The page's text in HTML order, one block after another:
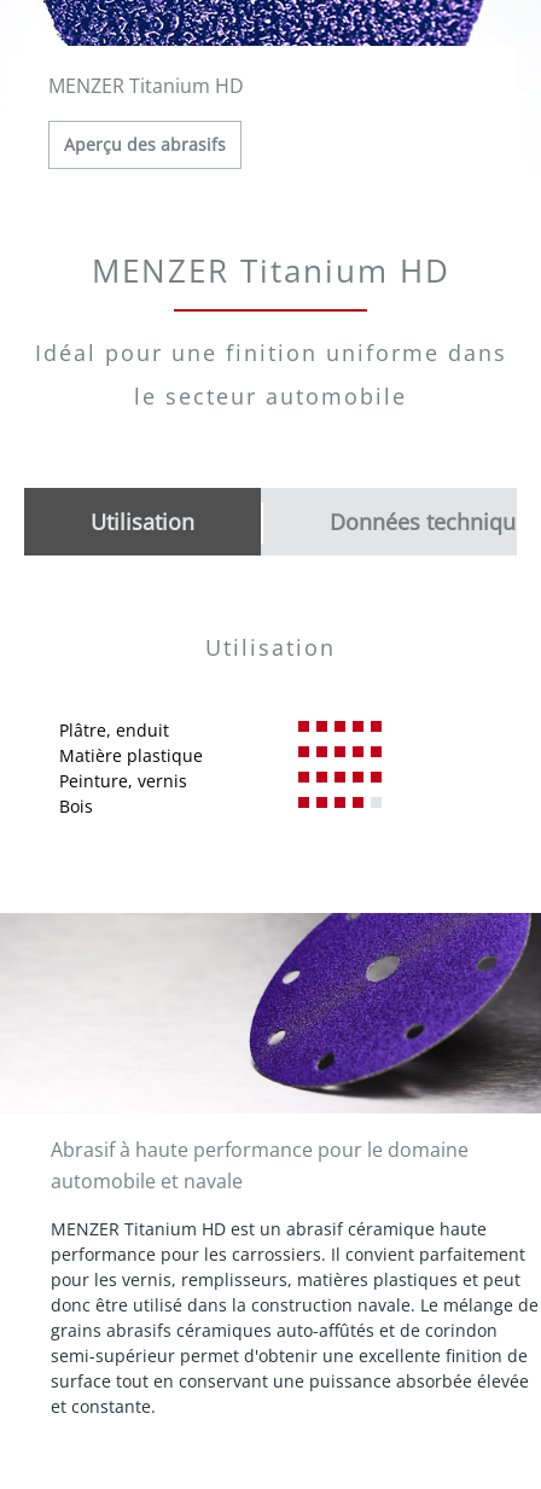
MENZER Titanium HD
Aperçu des abrasifs
MENZER Titanium HD
Idéal pour une finition uniforme dans
le secteur automobile
Utilisation Données techniques
Utilisation
Plâtre, enduit
Matière plastique
Peinture, vernis
Bois
Abrasif à haute performance pour le domaine
automobile et navale
MENZER Titanium HD est un abrasif céramique haute
performance pour les carrossiers. Il convient parfaitement
pour les vernis, remplisseurs, matières plastiques et peut
donc être utilisé dans la construction navale. Le mélange de
grains abrasifs céramiques auto-affûtés et de corindon
semi-supérieur permet d'obtenir une excellente finition de
surface tout en conservant une puissance absorbée élevée
et constante.